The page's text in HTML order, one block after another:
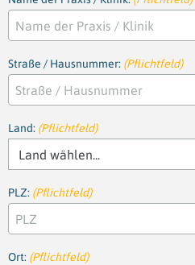
Straße / Hausnummer: (Pflichtfeld)
Land: (Pflichtfeld)
PLZ: (Pflichtfeld)
Ort: (Pflichtfeld)